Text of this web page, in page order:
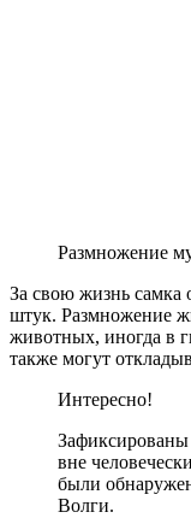
Размножение
За свою жизнь самка
штук. Размножение
животных, иногда в
также могут
Интересно!
Зафиксированы
вне
были
Волги.